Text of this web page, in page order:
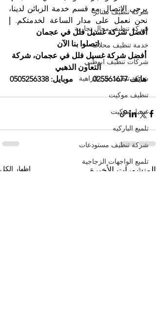
شركة تنظيف ستائر
شركة تنظيف محال تجارية
خدمة تنظيف محلات
شركات تنظيف ابوظبي
شركة تنظيف في الزاهية
تنظيف موكيت
غسيل موكيت
تلميع الباركيه
شركة تنظيف مستودعات
تلميع الواجهات الزجاجية
نحن نعمل على مدار الساعة لخدمتكم.
أفضل شركة غسيل فلل في عجمان
اتصلوا بنا الآن
أفضل شركة غسيل فلل في عجمان، شركة
التعاون الذهبي
هاتف 025561677          موبايل: 0505256338
المنشورات الأخيرة إظهار الكل